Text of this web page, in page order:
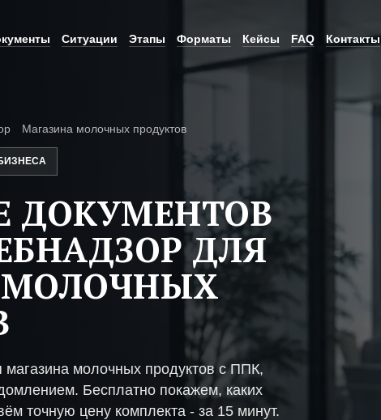
Ситуации Этапы Форматы Кейсы FAQ Контакты
Магазина молочных продуктов
ДОКУМЕНТОВ
ДЛЯ
молочных продуктов с ППК,
Бесплатно покажем, каких
точную цену комплекта - за 15 минут.